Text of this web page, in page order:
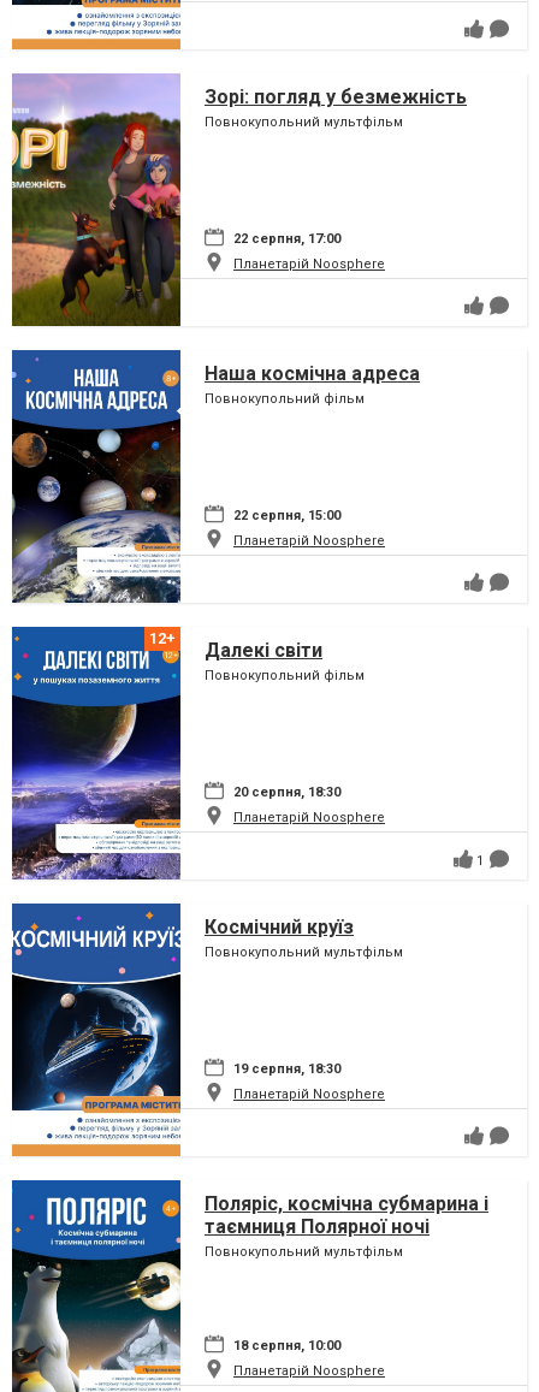
Зорі: погляд у безмежність
Повнокупольний мультфільм
22 серпня, 17:00
Планетарій Noosphere
Наша космічна адреса
Повнокупольний фільм
22 серпня, 15:00
Планетарій Noosphere
Далекі світи
Повнокупольний фільм
20 серпня, 18:30
Планетарій Noosphere
1
Космічний круїз
Повнокупольний мультфільм
19 серпня, 18:30
Планетарій Noosphere
Поляріс, космічна субмарина і
таємниця Полярної ночі
Повнокупольний мультфільм
18 серпня, 10:00
Планетарій Noosphere